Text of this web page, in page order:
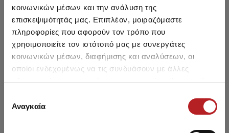
κοινωνικών μέσων και την ανάλυση της
επισκεψιμότητάς μας. Επιπλέον, μοιραζόμαστε
πληροφορίες που αφορούν τον τρόπο που
χρησιμοποιείτε τον ιστότοπό μας με συνεργάτες
κοινωνικών μέσων, διαφήμισης και αναλύσεων, οι
οποίοι ενδεχομένως να τις συνδυάσουν με άλλες
πληροφορίες που τους έχετε παραχωρήσει ή τις οποίες
των υπηρεσιών τους.
συγκατάθεσης
Αναγκαία
SALE